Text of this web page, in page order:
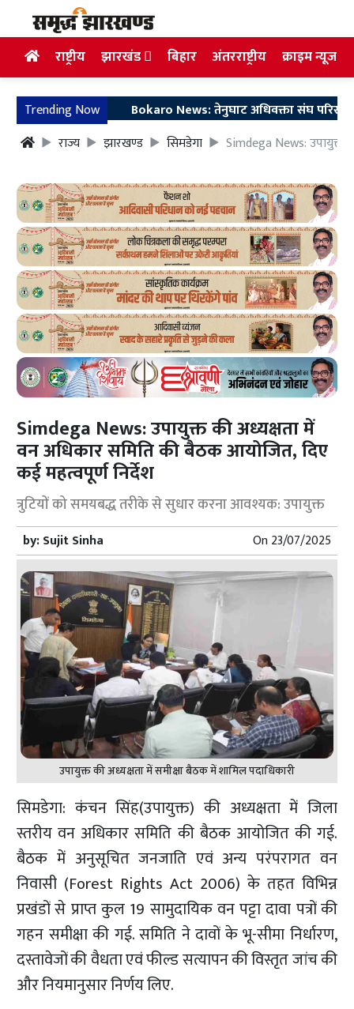
राष्ट्रीय झारखंड बिहार अंतरराष्ट्रीय क्राइम न्यूज
Trending NowBokaro News: तेनुघाट अधिवक्ता संघ परिसर में गुरु
राज्य
झारखण्ड सिमडेगा Simdega News: उपायुक्त
Simdega News: उपायुक्त की अध्यक्षता में
वन अधिकार समिति की बैठक आयोजित, दिए
कई महत्वपूर्ण निर्देश
त्रुटियों को समयबद्ध तरीके से सुधार करना आवश्यक: उपायुक्त
by:Sujit Sinha On23/07/2025
उपायुक्त की अध्यक्षता में समीक्षा बैठक में शामिल पदाधिकारी
सिमडेगा: कंचन सिंह(उपायुक्त) की अध्यक्षता में जिला
स्तरीय वन अधिकार समिति की बैठक आयोजित की गई.
बैठक में अनुसूचित जनजाति एवं अन्य परंपरागत वन
निवासी (Forest Rights Act 2006) के तहत विभिन्न
प्रखंडों से प्राप्त कुल 19 सामुदायिक वन पट्टा दावा पत्रों की
गहन समीक्षा की गई. समिति ने दावों के भू-सीमा निर्धारण,
दस्तावेजों की वैधता एवं फील्ड सत्यापन की विस्तृत जांच की
और नियमानुसार निर्णय लिए.